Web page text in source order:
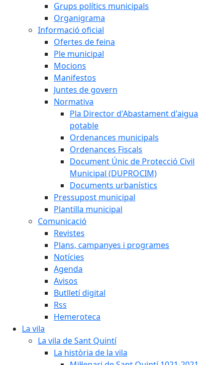
Grups polítics municipals
Organigrama
Informació oficial
Ofertes de feina
Ple municipal
Mocions
Manifestos
Juntes de govern
Normativa
Pla Director d'Abastament d'aigua
potable
Ordenances municipals
Ordenances Fiscals
Document Únic de Protecció Civil
Municipal (DUPROCIM)
Documents urbanístics
Pressupost municipal
Plantilla municipal
Comunicació
Revistes
Plans, campanyes i programes
Notícies
Agenda
Avisos
Butlletí digital
Rss
Hemeroteca
La vila
La vila de Sant Quintí
La història de la vila